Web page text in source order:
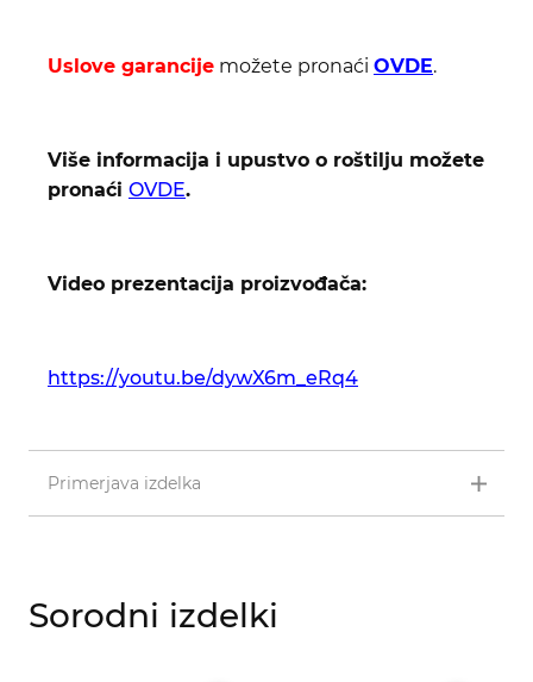
Uslove garancije možete pronaći OVDE.
Više informacija i upustvo o roštilju možete
pronaći OVDE.
Video prezentacija proizvođača:
https://youtu.be/dywX6m_eRq4
Primerjava izdelka
Sorodni izdelki